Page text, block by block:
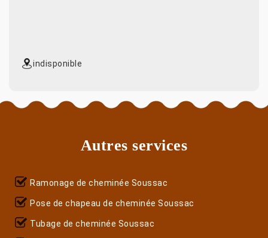
indisponible
Autres services
Ramonage de cheminée Soussac
Pose de chapeau de cheminée Soussac
Tubage de cheminée Soussac